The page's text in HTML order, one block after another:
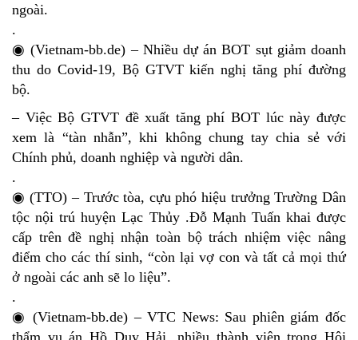
ngoài.
.
◉ (Vietnam-bb.de) – Nhiều dự án BOT sụt giảm doanh
thu do Covid-19, Bộ GTVT kiến nghị tăng phí đường
bộ.
– Việc Bộ GTVT đề xuất tăng phí BOT lúc này được
xem là “tàn nhẫn”, khi không chung tay chia sẻ với
Chính phủ, doanh nghiệp và người dân.
.
◉ (TTO) – Trước tòa, cựu phó hiệu trưởng Trường Dân
tộc nội trú huyện Lạc Thủy .Đỗ Mạnh Tuấn khai được
cấp trên đề nghị nhận toàn bộ trách nhiệm việc nâng
điểm cho các thí sinh, “còn lại vợ con và tất cả mọi thứ
ở ngoài các anh sẽ lo liệu”.
.
◉ (Vietnam-bb.de) – VTC News: Sau phiên giám đốc
thẩm vụ án Hồ Duy Hải, nhiều thành viên trong Hội